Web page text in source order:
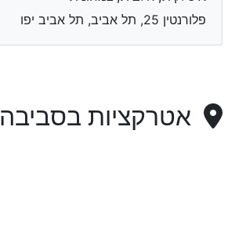
פלורנטין 25, תל אביב, תל אביב יפו
אטרקציות בסביבה